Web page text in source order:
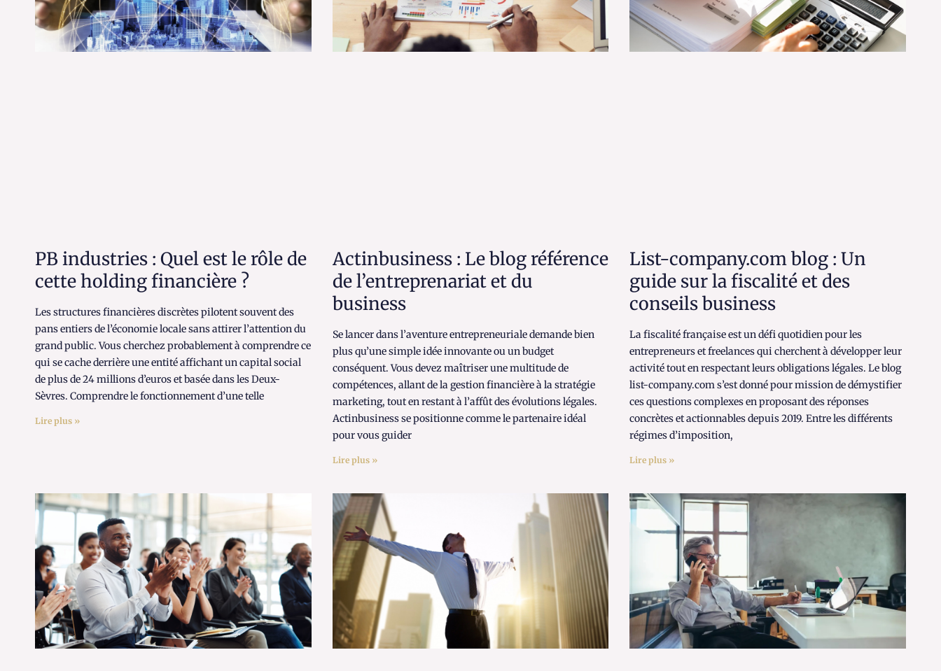
PB industries : Quel est le rôle de
cette holding financière ?
Les structures financières discrètes pilotent souvent des
pans entiers de l’économie locale sans attirer l’attention du
grand public. Vous cherchez probablement à comprendre ce
qui se cache derrière une entité affichant un capital social
de plus de 24 millions d’euros et basée dans les Deux-
Sèvres. Comprendre le fonctionnement d’une telle
Lire plus »
Actinbusiness : Le blog référence
de l’entreprenariat et du
business
Se lancer dans l’aventure entrepreneuriale demande bien
plus qu’une simple idée innovante ou un budget
conséquent. Vous devez maîtriser une multitude de
compétences, allant de la gestion financière à la stratégie
marketing, tout en restant à l’affût des évolutions légales.
Actinbusiness se positionne comme le partenaire idéal
pour vous guider
Lire plus »
List-company.com blog : Un
guide sur la fiscalité et des
conseils business
La fiscalité française est un défi quotidien pour les
entrepreneurs et freelances qui cherchent à développer leur
activité tout en respectant leurs obligations légales. Le blog
list-company.com s’est donné pour mission de démystifier
ces questions complexes en proposant des réponses
concrètes et actionnables depuis 2019. Entre les différents
régimes d’imposition,
Lire plus »